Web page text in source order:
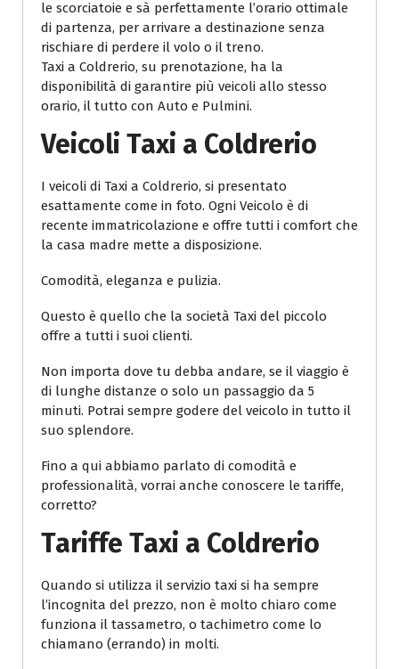
le scorciatoie e sà perfettamente l’orario ottimale
di partenza, per arrivare a destinazione senza
rischiare di perdere il volo o il treno.
Taxi a Coldrerio, su prenotazione, ha la
disponibilità di garantire più veicoli allo stesso
orario, il tutto con Auto e Pulmini.
Veicoli Taxi a Coldrerio
I veicoli di Taxi a Coldrerio, si presentato
esattamente come in foto. Ogni Veicolo è di
recente immatricolazione e offre tutti i comfort che
la casa madre mette a disposizione.
Comodità, eleganza e pulizia.
Questo è quello che la società Taxi del piccolo
offre a tutti i suoi clienti.
Non importa dove tu debba andare, se il viaggio è
di lunghe distanze o solo un passaggio da 5
minuti. Potrai sempre godere del veicolo in tutto il
suo splendore.
Fino a qui abbiamo parlato di comodità e
professionalità, vorrai anche conoscere le tariffe,
corretto?
Tariffe Taxi a Coldrerio
Quando si utilizza il servizio taxi si ha sempre
l’incognita del prezzo, non è molto chiaro come
funziona il tassametro, o tachimetro come lo
chiamano (errando) in molti.